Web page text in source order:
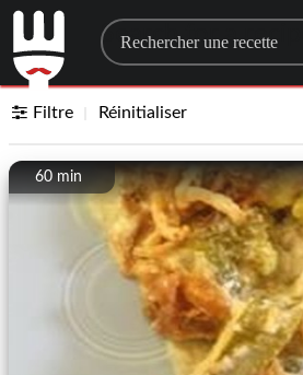
Search for a recipe
Filtre Réinitialiser
60 min